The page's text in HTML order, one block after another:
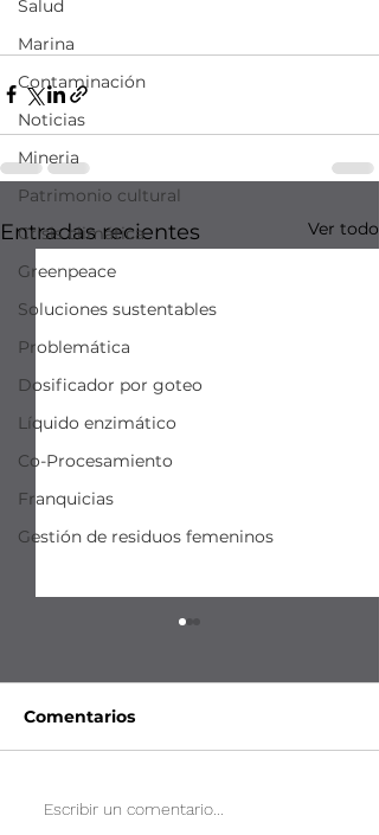
Salud
Marina
Contaminación
Noticias
Mineria
Patrimonio cultural
Crisis climática
Greenpeace
Soluciones sustentables
Problemática
Dosificador por goteo
Líquido enzimático
Co-Procesamiento
Franquicias
Gestión de residuos femeninos
Entradas recientes Ver todo
Impacto ambiental de
Comentarios
Escribir un comentario...